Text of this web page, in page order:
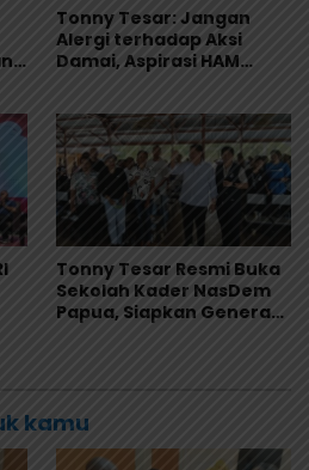
Tonny Tesar: Jangan
Alergi terhadap Aksi
Damai, Aspirasi HAM
Tonny Tesar Resmi Buka
Sekolah Kader NasDem
Papua, Siapkan Generasi
kamu